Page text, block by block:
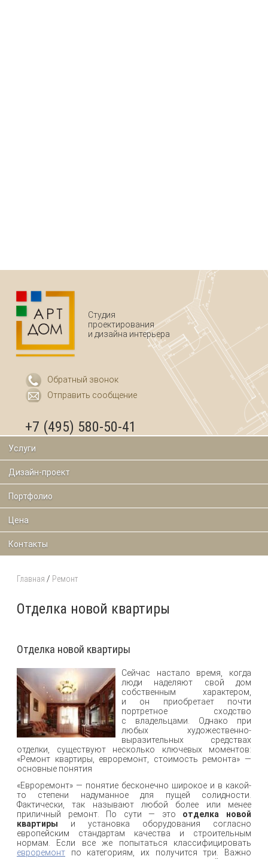
Студия
проектирования
и дизайна интерьера
Обратный звонок
Отправить сообщение
+7 (495) 580-50-41
Услуги
Дизайн-проект
Портфолио
Цена
Контакты
Главная / Ремонт
Отделка новой квартиры
Отделка новой квартиры
Сейчас настало время, когда
люди наделяют свой дом
собственным характером,
и он приобретает почти
портретное сходство
с владельцами. Однако при
любых художественно-
выразительных средствах
отделки, существуют несколько ключевых моментов:
«Ремонт квартиры, евроремонт, стоимость ремонта» —
основные понятия
«Евроремонт» — понятие бесконечно широкое и в какой-
то степени надуманное для пущей солидности.
Фактически, так называют любой более или менее
приличный ремонт. По сути — это отделка новой
квартиры и установка оборудования согласно
европейским стандартам качества и строительным
нормам. Если все же попытаться классифицировать
евроремонт по категориям, их получится три. Важно